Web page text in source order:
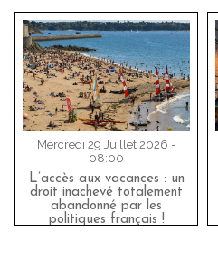
Mercredi 29 Juillet 2026 -
08:00
L’accès aux vacances : un
droit inachevé totalement
abandonné par les
politiques français !